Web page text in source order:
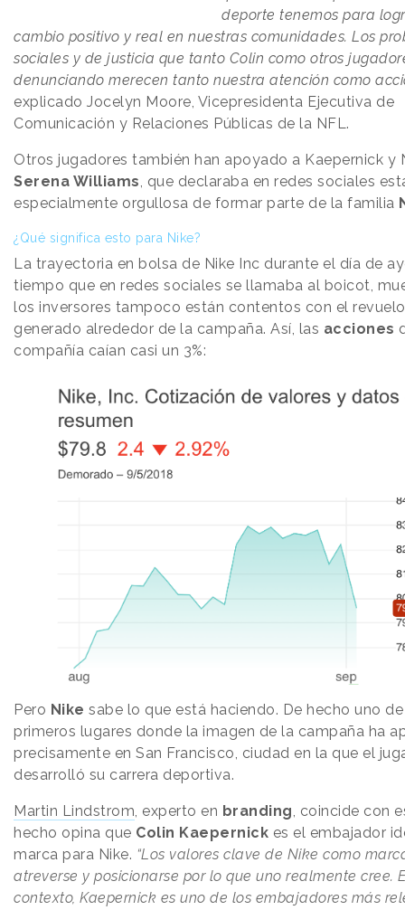
deporte tenemos para
cambio positivo y real en nuestras comunidades. Los
sociales y de justicia que tanto Colin como otros
denunciando merecen tanto nuestra atención como
explicado Jocelyn Moore, Vicepresidenta Ejecutiva de
Comunicación y Relaciones Públicas de la NFL.
Otros jugadores también han apoyado a Kaepernick y
Serena Williams, que declaraba en redes sociales
especialmente orgullosa de formar parte de la familia
¿Qué significa esto para Nike?
La trayectoria en bolsa de Nike Inc durante el día de
tiempo que en redes sociales se llamaba al boicot,
los inversores tampoco están contentos con el
generado alrededor de la campaña. Así, las acciones
compañía caían casi un 3%:
Pero Nike sabe lo que está haciendo. De hecho uno
primeros lugares donde la imagen de la campaña ha
precisamente en San Francisco, ciudad en la que el
desarrolló su carrera deportiva.
Martin Lindstrom, experto en branding, coincide con
hecho opina que Colin Kaepernick es el embajador
marca para Nike. “Los valores clave de Nike como
atreverse y posicionarse por lo que uno realmente cree.
contexto, Kaepernick es uno de los embajadores más